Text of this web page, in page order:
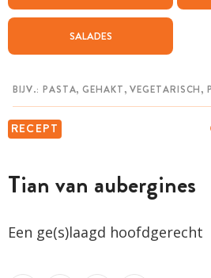
SALADES
RECEPT
Tian van aubergines
Een ge(s)laagd hoofdgerecht
WEEKMENU
CHAT MET MAIA
MIJN BEWAARDE RECEPTEN